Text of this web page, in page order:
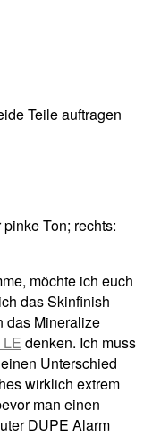
Teile auftragen
Ton; rechts:
möchte ich euch
das Skinfinish
das Mineralize
denken. Ich muss
Unterschied
wirklich extrem
man einen
DUPE Alarm